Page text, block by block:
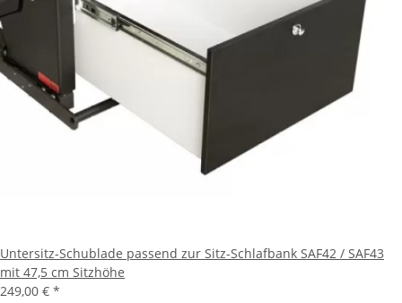
Untersitz-Schublade passend zur Sitz-Schlafbank SAF42 / SAF43
mit 47,5 cm Sitzhöhe
249,00 € *